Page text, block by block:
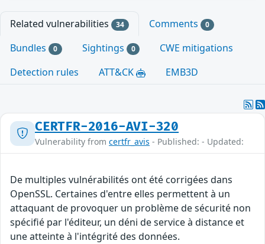
Related vulnerabilities 34 Comments 0
Bundles 0 Sightings 0
CWE mitigations
Detection rules
ATT&CK EMB3D
CERTFR-2016-AVI-320
Vulnerability from certfr_avis - Published: - Updated:
De multiples vulnérabilités ont été corrigées dans
OpenSSL. Certaines d'entre elles permettent à un
attaquant de provoquer un problème de sécurité non
spécifié par l'éditeur, un déni de service à distance et
une atteinte à l'intégrité des données.